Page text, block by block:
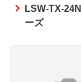
LSW-TX-
ーズ